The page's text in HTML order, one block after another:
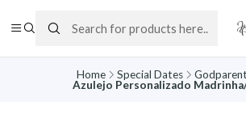
Home Special Dates
Azulejo Personalizado